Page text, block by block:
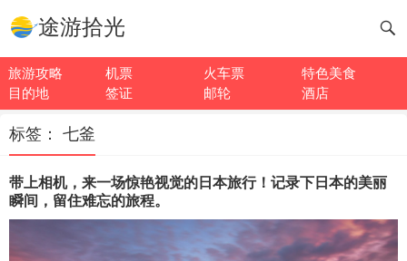
途游拾光
旅游攻略 机票 火车票
特色美食
目的地
签证 邮轮 酒店
标签： 七釜
带上相机，来一场惊艳视觉的日本旅行！记录下日本的美丽
瞬间，留住难忘的旅程。